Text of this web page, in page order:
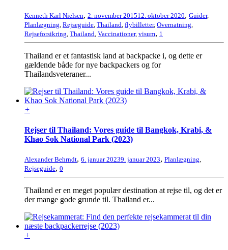
Kenneth Karl Nielsen, 2. november 201512. oktober 2020, Guider,
Planlægning, Rejseguide, Thailand, flybilletter, Overnatning,
Rejseforsikring, Thailand, Vaccinationer, visum, 1
Thailand er et fantastisk land at backpacke i, og dette er
gældende både for nye backpackers og for
Thailandsveteraner...
+
Rejser til Thailand: Vores guide til Bangkok, Krabi, &
Khao Sok National Park (2023)
Alexander Behrndt, 6. januar 20239. januar 2023, Planlægning
Rejseguide, 0
Thailand er en meget populær destination at rejse til, og det er
der mange gode grunde til. Thailand er...
+